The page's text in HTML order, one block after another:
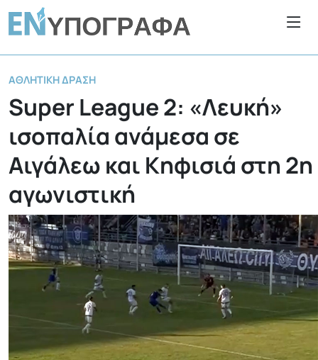
ΑΘΛΗΤΙΚΉ ΔΡΆΣΗ
Super League 2: «Λευκή»
ισοπαλία ανάμεσα σε
Αιγάλεω και Κηφισιά στη 2η
αγωνιστική